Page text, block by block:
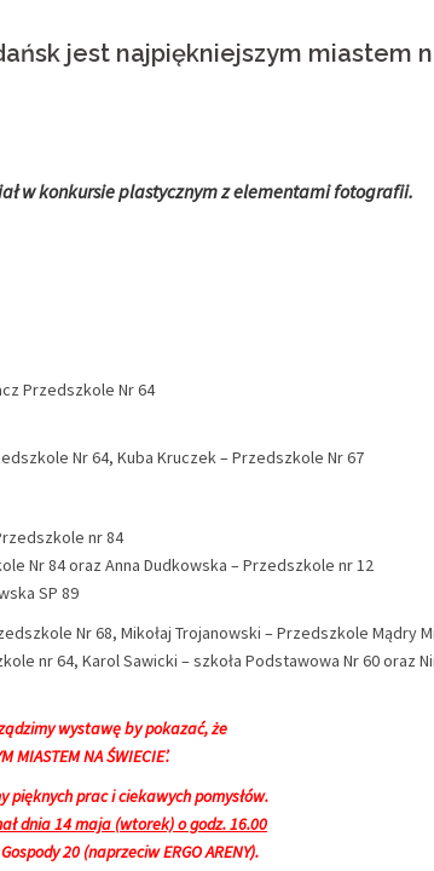
jest najpiękniejszym miastem
w konkursie plastycznym z elementami fotografii.
Przedszkole Nr 64
Nr 64, Kuba Kruczek – Przedszkole Nr 67
nr 84
Nr 84 oraz Anna Dudkowska – Przedszkole nr 12
SP 89
Nr 68, Mikołaj Trojanowski – Przedszkole Mądry
nr 64, Karol Sawicki – szkoła Podstawowa Nr 60 oraz
wystawę by pokazać, że
MIASTEM NA ŚWIECIE’.
prac i ciekawych pomysłów.
dnia 14 maja (wtorek) o godz. 16.00
20 (naprzeciw ERGO ARENY).